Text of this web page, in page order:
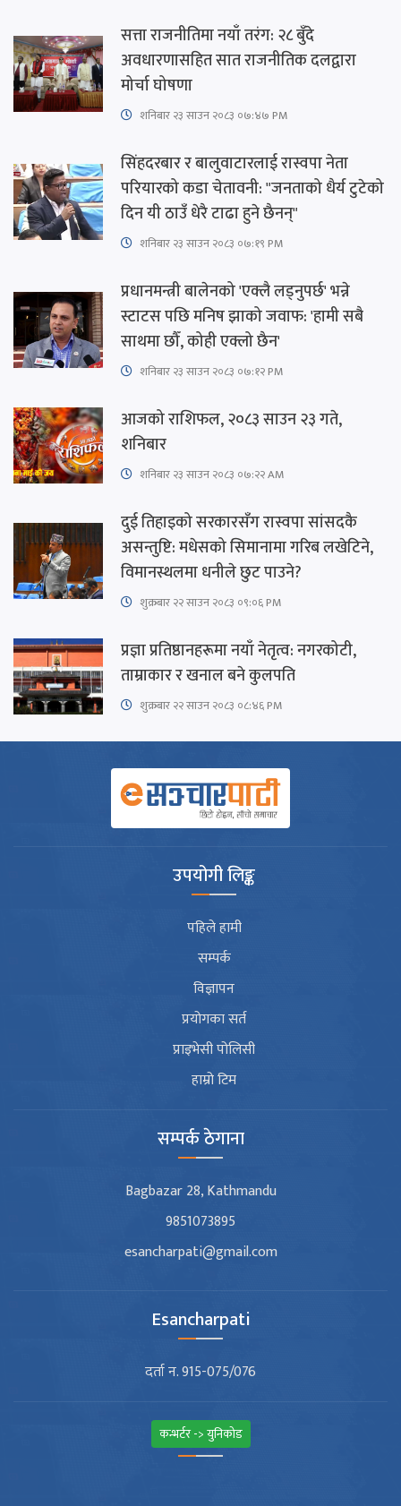
सत्ता राजनीतिमा नयाँ तरंग: २८ बुँदे
अवधारणासहित सात राजनीतिक दलद्वारा
मोर्चा घोषणा
शनिबार २३ साउन २०८३ ०७:४७ PM
सिंहदरबार र बालुवाटारलाई रास्वपा नेता
परियारको कडा चेतावनी: "जनताको धैर्य टुटेको
दिन यी ठाउँ धेरै टाढा हुने छैनन्"
शनिबार २३ साउन २०८३ ०७:१९ PM
प्रधानमन्त्री बालेनको 'एक्लै लड्नुपर्छ' भन्ने
स्टाटस पछि मनिष झाको जवाफ: 'हामी सबै
साथमा छौँ, कोही एक्लो छैन'
शनिबार २३ साउन २०८३ ०७:१२ PM
आजको राशिफल, २०८३ साउन २३ गते,
शनिबार
शनिबार २३ साउन २०८३ ०७:२२ AM
दुई तिहाइको सरकारसँग रास्वपा सांसदकै
असन्तुष्टि: मधेसको सिमानामा गरिब लखेटिने,
विमानस्थलमा धनीले छुट पाउने?
शुक्रबार​ २२ साउन २०८३ ०९:०६ PM
प्रज्ञा प्रतिष्ठानहरूमा नयाँ नेतृत्व: नगरकोटी,
ताम्राकार र खनाल बने कुलपति
शुक्रबार​ २२ साउन २०८३ ०८:४६ PM
उपयोगी लिङ्क
पहिले हामी
सम्पर्क
विज्ञापन
प्रयोगका सर्त
प्राइभेसी पोलिसी
हाम्रो टिम
सम्पर्क ठेगाना
Bagbazar 28, Kathmandu
9851073895
esancharpati@gmail.com
Esancharpati
दर्ता न. 915-075/076
कन्भर्टर -> युनिकोड